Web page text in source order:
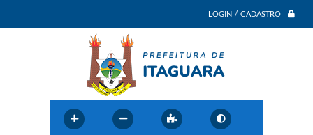
LOGIN / CADASTRO